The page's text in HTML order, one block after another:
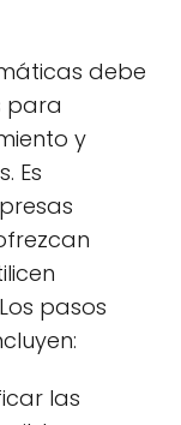
debe
para
y
Es
pasos
las